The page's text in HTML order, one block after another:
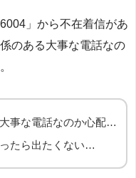
」から不在着信があ
のある大事な電話なの
事な電話なのか心配…
たら出たくない…